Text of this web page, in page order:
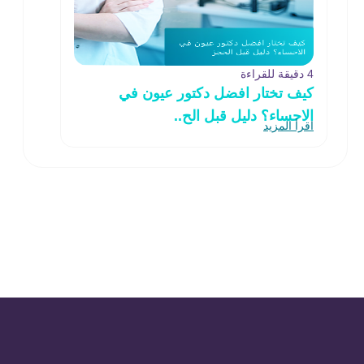
4 دقيقة للقراءة
كيف تختار افضل دكتور عيون في
الاحساء؟ دليل قبل الح..
اقرأ المزيد